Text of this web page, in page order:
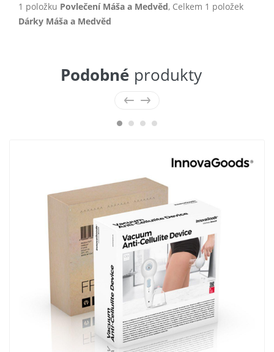
1 položku Povlečení Máša a Medvěd, Celkem 1 položek
Dárky Máša a Medvěd
Podobné produkty